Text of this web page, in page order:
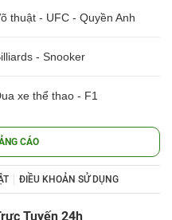
thuật - UFC - Quyền Anh
- Snooker
xe thể thao - F1
CÁO
ĐIỀU KHOẢN SỬ DỤNG
Tuyến 24h